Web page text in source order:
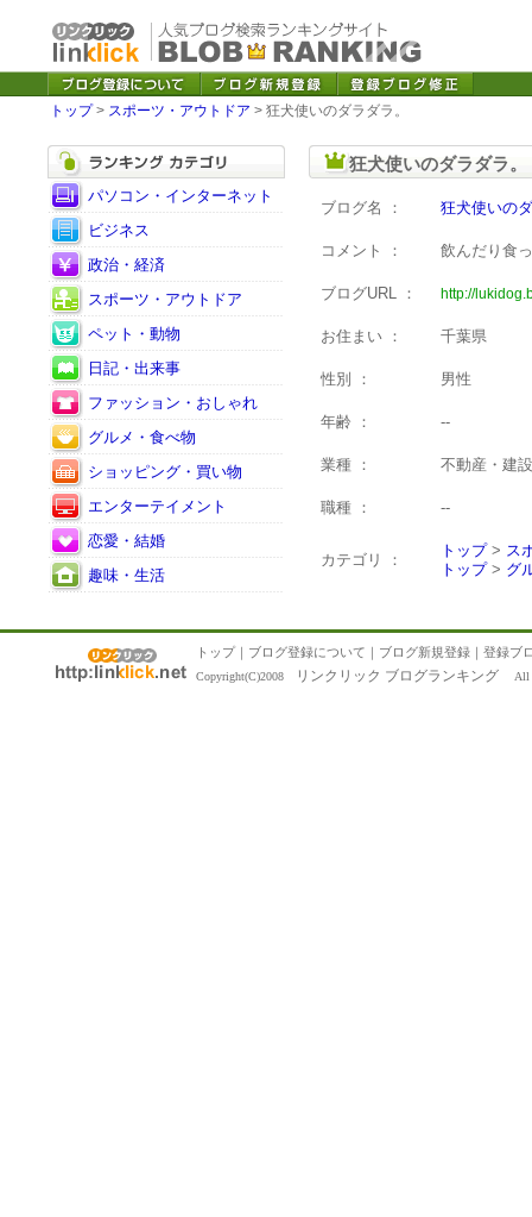
トップ> スポーツ・アウトドア > 狂犬使いのダラダラ。
パソコン・インターネット
ビジネス
政治・経済
スポーツ・アウトドア
ペット・動物
日記・出来事
ファッション・おしゃれ
グルメ・食べ物
ショッピング・買い物
エンターテイメント
恋愛・結婚
趣味・生活
狂犬使いのダラダラ
ブログ名 ： 狂犬使いの
コメント ： 飲んだり食
ブログURL ： http://
お住まい ： 千葉県
性別 ： 男性
年齢 ： --
業種 ： 不動産・建設
職種 ： --
カテゴリ ：
トップ> ス
トップ> グ
トップ｜ ブログ登録について ｜ ブログ新規登録 ｜ 登録ブ
Copyright(C)2008 リンクリック ブログランキング All